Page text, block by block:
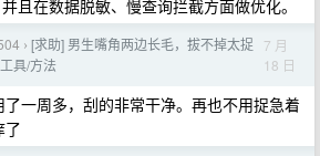
且在数据脱敏、慢查询拦截方面做优化。
› [求助] 男生嘴角两边长毛，拔不掉太捉
具/方法
7 月
18 日
一周多，刮的非常干净。再也不用捉急着
了